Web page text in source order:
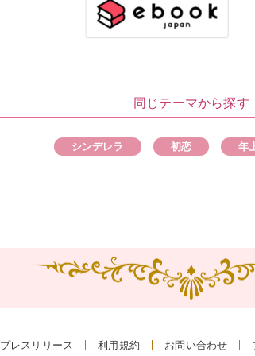
同じテーマから探す
シンデレラ 初恋 年
プレスリリース 利用規約 お問い合わせ